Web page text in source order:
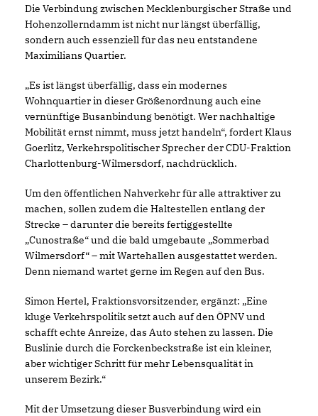
Die Verbindung zwischen Mecklenburgischer Straße und
Hohenzollerndamm ist nicht nur längst überfällig,
sondern auch essenziell für das neu entstandene
Maximilians Quartier.
Es ist längst überfällig, dass ein modernes
Wohnquartier in dieser Größenordnung auch eine
vernünftige Busanbindung benötigt. Wer nachhaltige
Mobilität ernst nimmt, muss jetzt handeln“, fordert Klaus
Goerlitz, Verkehrspolitischer Sprecher der CDU-Fraktion
Charlottenburg-Wilmersdorf, nachdrücklich.
Um den öffentlichen Nahverkehr für alle attraktiver zu
machen, sollen zudem die Haltestellen entlang der
Strecke – darunter die bereits fertiggestellte
Cunostraße“ und die bald umgebaute „Sommerbad
Wilmersdorf“ – mit Wartehallen ausgestattet werden.
Denn niemand wartet gerne im Regen auf den Bus.
Simon Hertel, Fraktionsvorsitzender, ergänzt: „Eine
kluge Verkehrspolitik setzt auch auf den ÖPNV und
schafft echte Anreize, das Auto stehen zu lassen. Die
Buslinie durch die Forckenbeckstraße ist ein kleiner,
aber wichtiger Schritt für mehr Lebensqualität in
unserem Bezirk.“
Mit der Umsetzung dieser Busverbindung wird ein